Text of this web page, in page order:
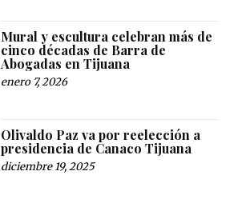
Mural y escultura celebran más de
cinco décadas de Barra de
Abogadas en Tijuana
enero 7, 2026
Olivaldo Paz va por reelección a
presidencia de Canaco Tijuana
diciembre 19, 2025